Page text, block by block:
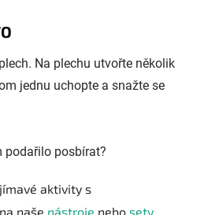
Na plechu utvořte několik
jednu uchopte a snažte se
podařilo posbírat?
aktivity s
naše nástroje nebo sety.